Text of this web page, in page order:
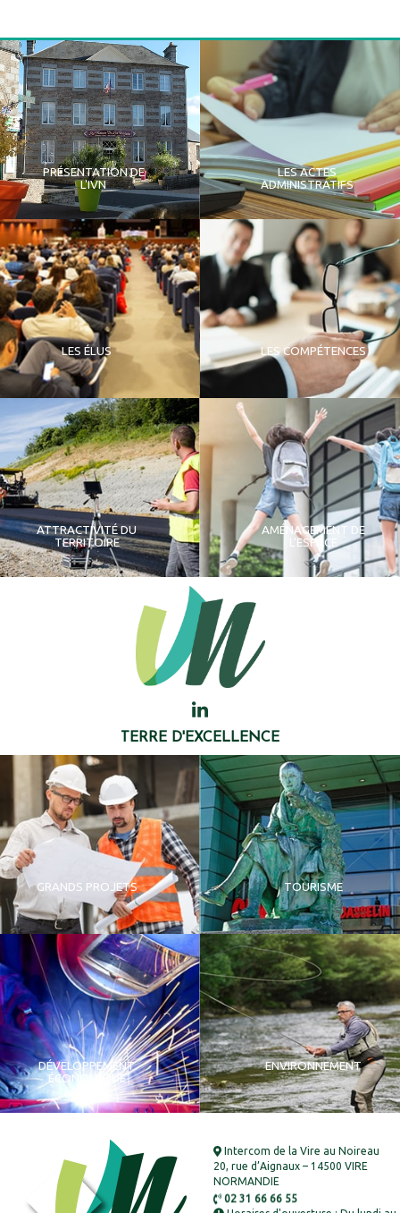
PRÉSENTATION DE
L'IVN
LES ACTES
ADMINISTRATIFS
LES ÉLUS LES COMPÉTENCES
ATTRACTIVITÉ DU
TERRITOIRE
AMÉNAGEMENT DE
L'ESPACE
TERRE D'EXCELLENCE
GRANDS PROJETS TOURISME
DÉVELOPPEMENT
ÉCONOMIQUE
ENVIRONNEMENT
Intercom de la Vire au Noireau
20, rue d’Aignaux – 14500 VIRE
NORMANDIE
02 31 66 66 55